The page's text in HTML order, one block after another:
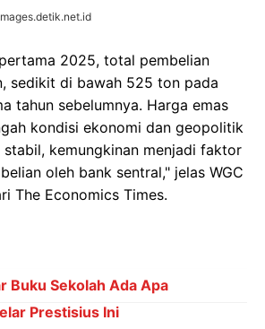
2025, total pembelian
sedikit di bawah 525 ton pada
tahun sebelumnya. Harga emas
kondisi ekonomi dan geopolitik
kemungkinan menjadi faktor
oleh bank sentral," jelas WGC
The Economics Times.
Buku Sekolah Ada Apa
Prestisius Ini